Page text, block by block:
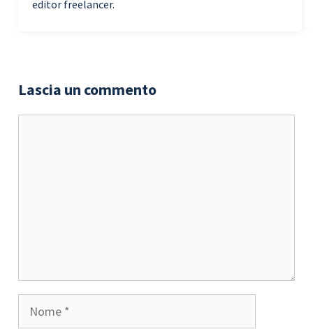
editor freelancer.
Lascia un commento
Nome